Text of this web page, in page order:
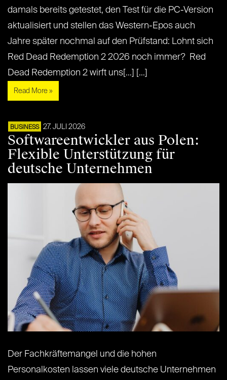
damals bereits getestet, den Test für die PC-Version
aktualisiert und stellen das Western-Epos auch
Jahre später nochmal auf den Prüfstand: Lohnt sich
Red Dead Redemption 2 2026 noch immer? Red
Dead Redemption 2 wirft uns[...] [...]
Read More »
BUSINESS 27. JULI 2026
Softwareentwickler aus Polen:
Flexible Unterstützung für
deutsche Unternehmen
Der Fachkräftemangel und die hohen
Personalkosten lassen viele deutsche Unternehmen